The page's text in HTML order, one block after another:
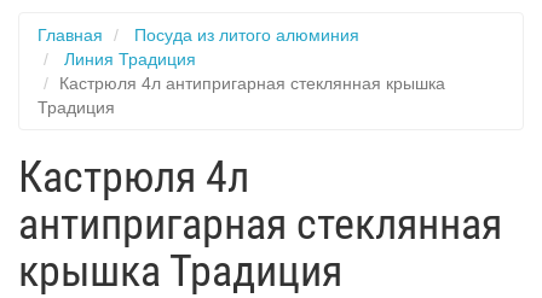
Главная
Посуда из литого алюминия
Линия Традиция
Кастрюля 4л антипригарная стеклянная крышка
Традиция
Кастрюля 4л
антипригарная стеклянная
крышка Традиция